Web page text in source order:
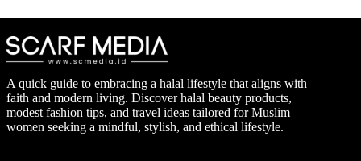
A quick guide to embracing a halal lifestyle that aligns with
faith and modern living. Discover halal beauty products,
modest fashion tips, and travel ideas tailored for Muslim
women seeking a mindful, stylish, and ethical lifestyle.